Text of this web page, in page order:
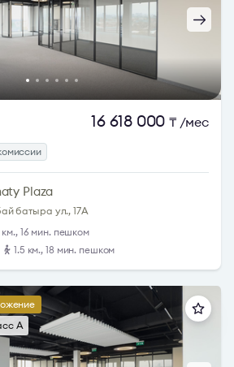
16 618 000 ₸ /мес
Plaza
батыра ул., 17А
км., 16 мин. пешком
1.5 км., 18 мин. пешком
A